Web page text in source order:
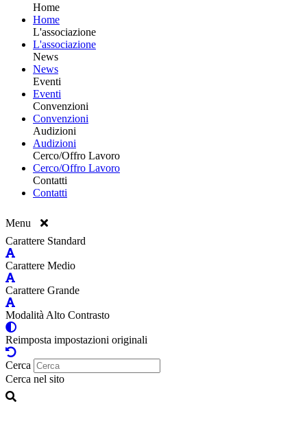
Home
Home
L'associazione
L'associazione
News
News
Eventi
Eventi
Convenzioni
Convenzioni
Audizioni
Audizioni
Cerco/Offro Lavoro
Cerco/Offro Lavoro
Contatti
Contatti
Menu
Carattere Standard
Carattere Medio
Carattere Grande
Modalità Alto Contrasto
Reimposta impostazioni originali
Cerca
Cerca nel sito